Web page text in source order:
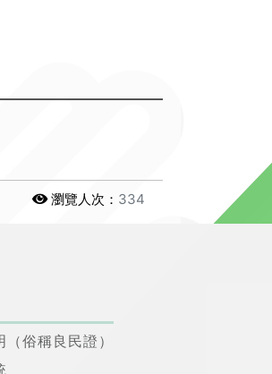
瀏覽人次： 334
俗稱良民證）